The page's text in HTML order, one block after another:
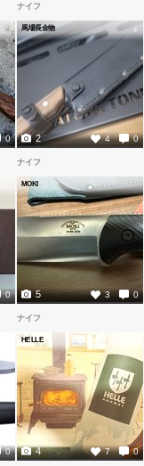
0
ナイフ
馬場長金物
4 0
2
0
ナイフ
MOKI
3 0
5
0
ナイフ
HELLE
7 0
4